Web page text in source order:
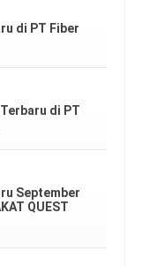
di PT Fiber
di PT
September
QUEST